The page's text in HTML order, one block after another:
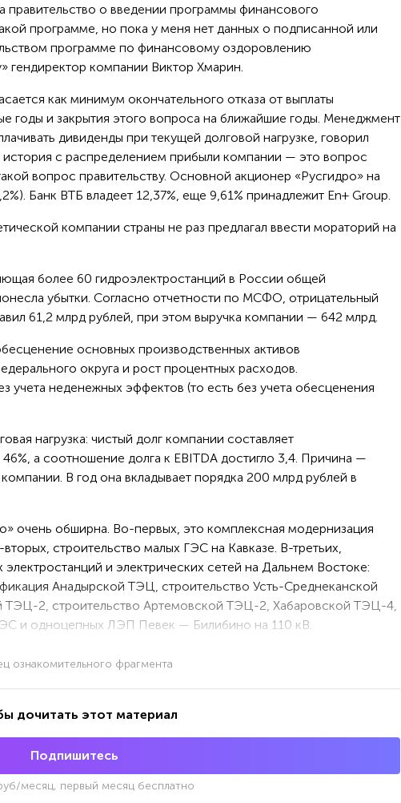
правительство о введении программы финансового
программе, но пока у меня нет данных о подписанной или
программе по финансовому оздоровлению
гендиректор компании Виктор Хмарин.
как минимум окончательного отказа от выплаты
годы и закрытия этого вопроса на ближайшие годы. Менеджмент
дивиденды при текущей долговой нагрузке, говорил
с распределением прибыли компании — это вопрос
вопрос правительству. Основной акционер «Русгидро» на
Банк ВТБ владеет 12,37%, еще 9,61% принадлежит En+ Group.
компании страны не раз предлагал ввести мораторий на
более 60 гидроэлектростанций в России общей
убытки. Согласно отчетности по МСФО, отрицательный
61,2 млрд рублей, при этом выручка компании — 642 млрд.
основных производственных активов
округа и рост процентных расходов.
учета неденежных эффектов (то есть без учета обесценения
нагрузка: чистый долг компании составляет
а соотношение долга к EBITDA достигло 3,4. Причина —
В год она вкладывает порядка 200 млрд рублей в
очень обширна. Во-первых, это комплексная модернизация
строительство малых ГЭС на Кавказе. В-третьих,
и электрических сетей на Дальнем Востоке:
Анадырской ТЭЦ, строительство Усть-Среднеканской
ТЭЦ-2, строительство Артемовской ТЭЦ-2, Хабаровской ТЭЦ-4,
и одноцепных ЛЭП Певек — Билибино на 110 кВ.
ознакомительного фрагмента
дочитать этот материал
Подпишитесь
месяц, первый месяц бесплатно